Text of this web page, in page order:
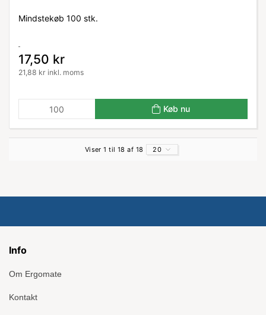
Mindstekøb 100 stk.
17,50 kr
21,88 kr inkl. moms
Køb nu
Viser 1 til 18 af 18 20
Info
Om Ergomate
Kontakt